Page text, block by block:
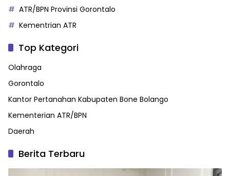
ATR/BPN Provinsi Gorontalo
Kementrian ATR
Top Kategori
Olahraga
Gorontalo
Kantor Pertanahan Kabupaten Bone Bolango
Kementerian ATR/BPN
Daerah
Berita Terbaru